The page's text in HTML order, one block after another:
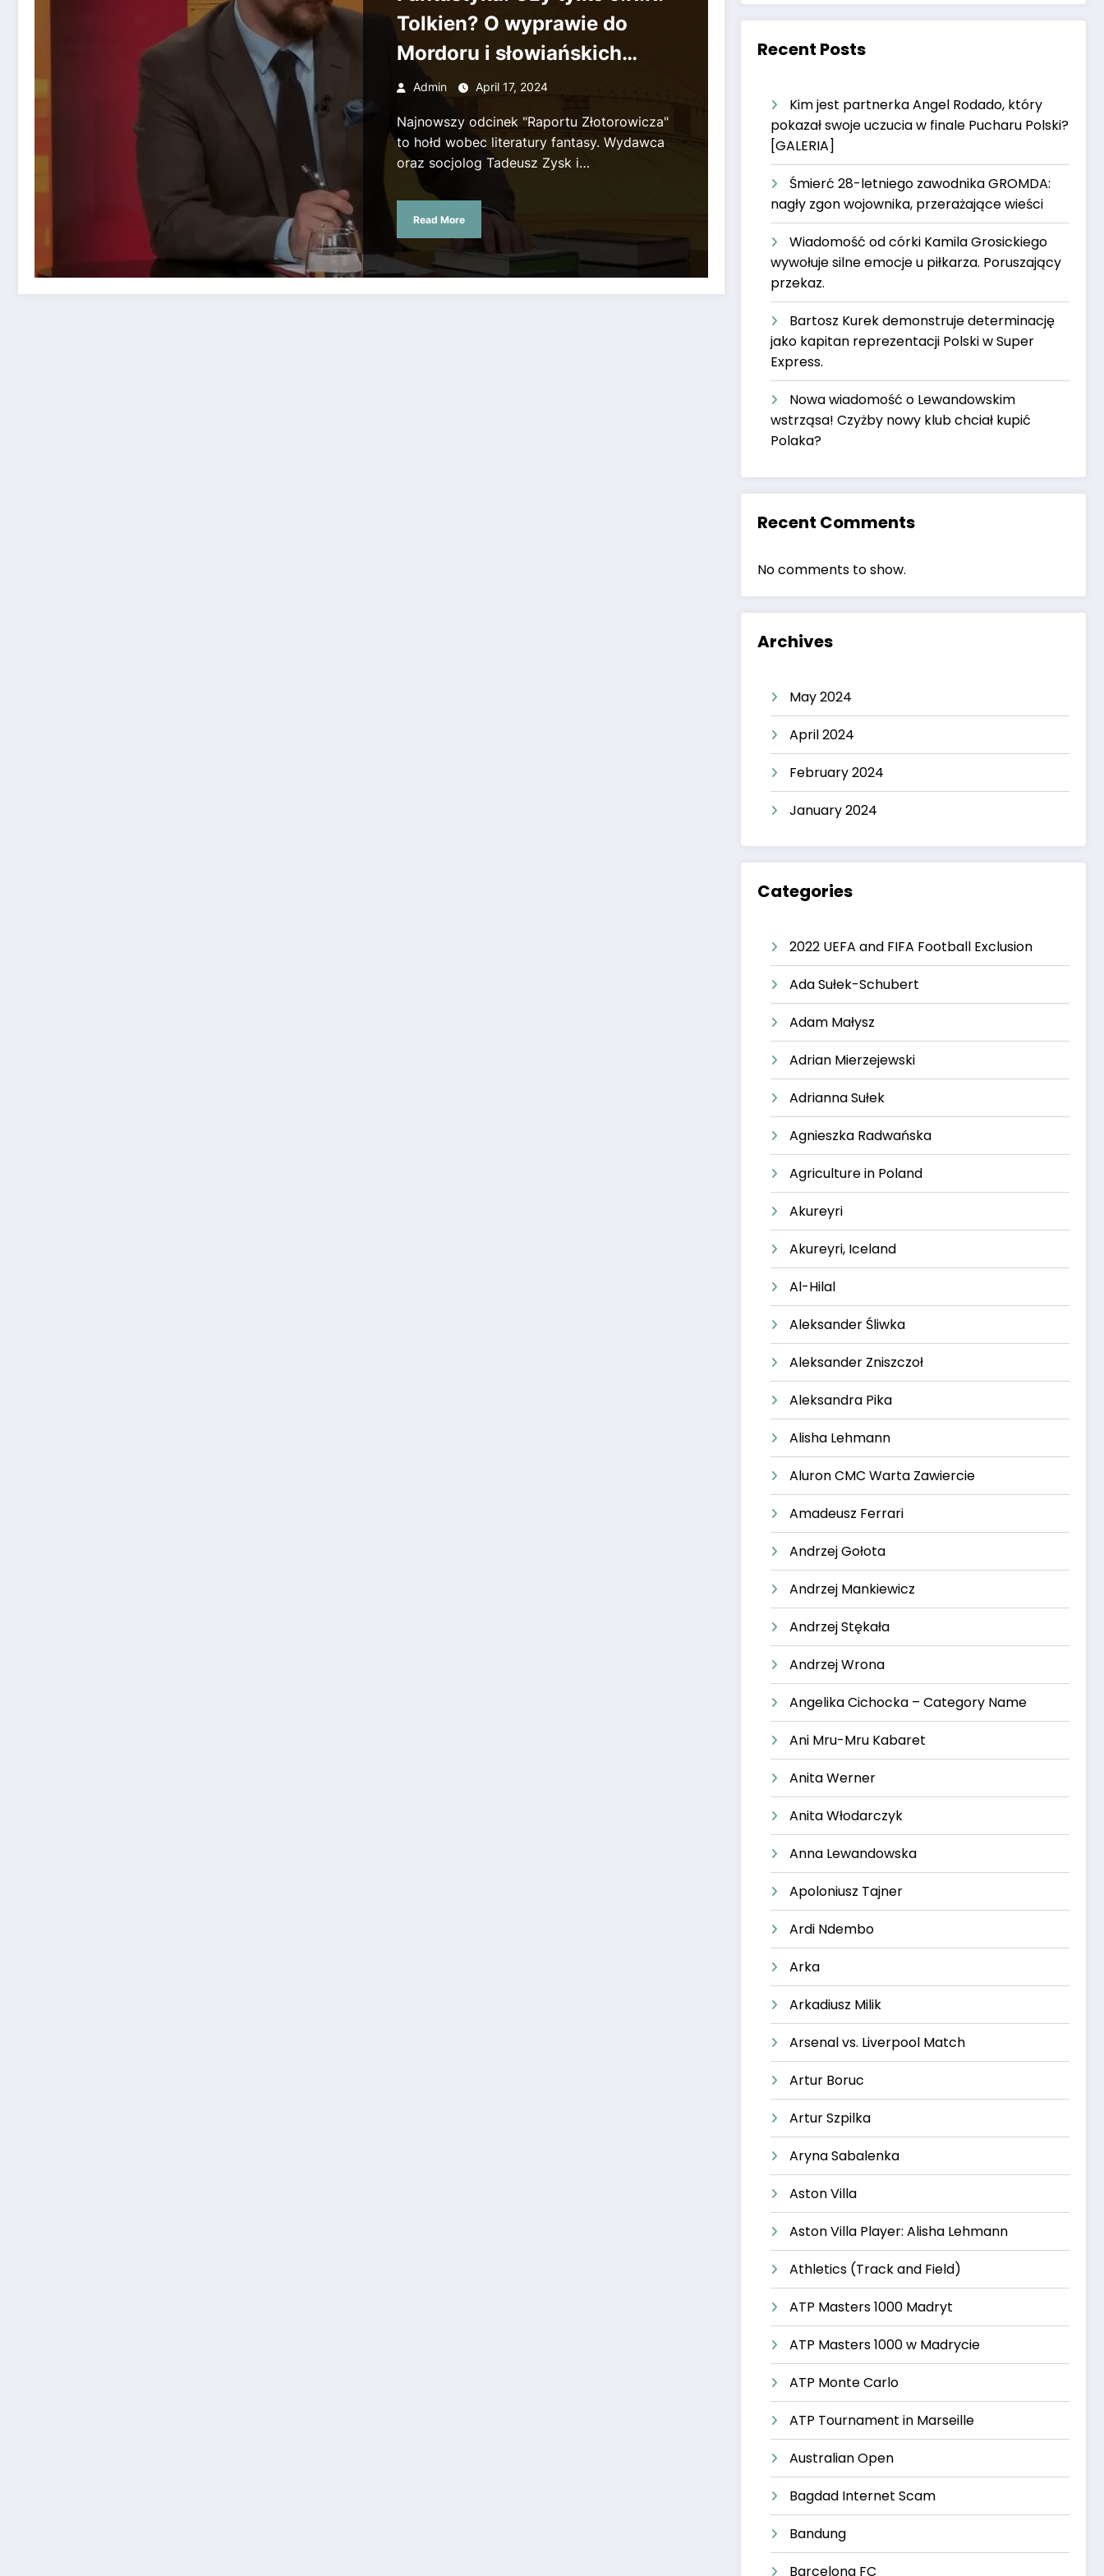
Tolkien? O wyprawie do
Mordoru i słowiańskich
wierzeniach w literaturze
fantasy
Admin April 17, 2024
Najnowszy odcinek "Raportu Złotorowicza"
to hołd wobec literatury fantasy. Wydawca
oraz socjolog Tadeusz Zysk i…
Read More
Recent Posts
Kim jest partnerka Angel Rodado, który
pokazał swoje uczucia w finale Pucharu Polski?
[GALERIA]
Śmierć 28-letniego zawodnika GROMDA:
nagły zgon wojownika, przerażające wieści
Wiadomość od córki Kamila Grosickiego
wywołuje silne emocje u piłkarza. Poruszający
przekaz.
Bartosz Kurek demonstruje determinację
jako kapitan reprezentacji Polski w Super
Express.
Nowa wiadomość o Lewandowskim
wstrząsa! Czyżby nowy klub chciał kupić
Polaka?
Recent Comments
No comments to show.
Archives
May 2024
April 2024
February 2024
January 2024
Categories
2022 UEFA and FIFA Football Exclusion
Ada Sułek-Schubert
Adam Małysz
Adrian Mierzejewski
Adrianna Sułek
Agnieszka Radwańska
Agriculture in Poland
Akureyri
Akureyri, Iceland
Al-Hilal
Aleksander Śliwka
Aleksander Zniszczoł
Aleksandra Pika
Alisha Lehmann
Aluron CMC Warta Zawiercie
Amadeusz Ferrari
Andrzej Gołota
Andrzej Mankiewicz
Andrzej Stękała
Andrzej Wrona
Angelika Cichocka – Category Name
Ani Mru-Mru Kabaret
Anita Werner
Anita Włodarczyk
Anna Lewandowska
Apoloniusz Tajner
Ardi Ndembo
Arka
Arkadiusz Milik
Arsenal vs. Liverpool Match
Artur Boruc
Artur Szpilka
Aryna Sabalenka
Aston Villa
Aston Villa Player: Alisha Lehmann
Athletics (Track and Field)
ATP Masters 1000 Madryt
ATP Masters 1000 w Madrycie
ATP Monte Carlo
ATP Tournament in Marseille
Australian Open
Bagdad Internet Scam
Bandung
Barcelona FC